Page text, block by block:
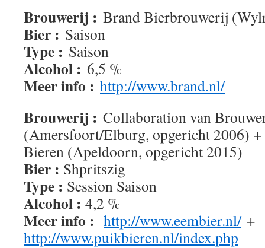
Brouwerij : Brand Bierbrouwerij
Bier : Saison
Type : Saison
Alcohol : 6,5 %
Meer info : http://www.brand.nl/
Brouwerij : Collaboration van
(Amersfoort/Elburg, opgericht 2006)
Bieren (Apeldoorn, opgericht 2015)
Bier : Shpritszig
Type : Session Saison
Alcohol : 4,2 %
Meer info : http://www.eembier.nl/+
http://www.puikbieren.nl/index.php